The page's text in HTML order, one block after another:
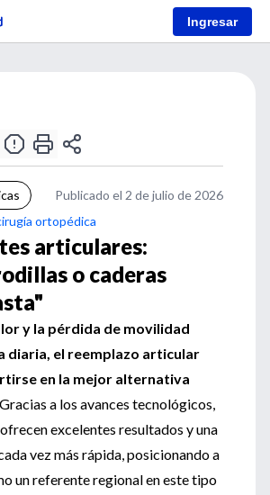
Ingresar
Publicado el 2 de julio de 2026
ortopédica
articulares:
o caderas
y la pérdida de movilidad
diaria, el reemplazo articular
en la mejor alternativa
Gracias a los avances tecnológicos,
excelentes resultados y una
vez más rápida, posicionando a
un referente regional en este tipo